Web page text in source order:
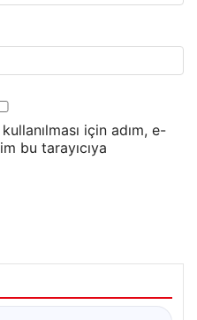
için adım, e-
bu tarayıcıya